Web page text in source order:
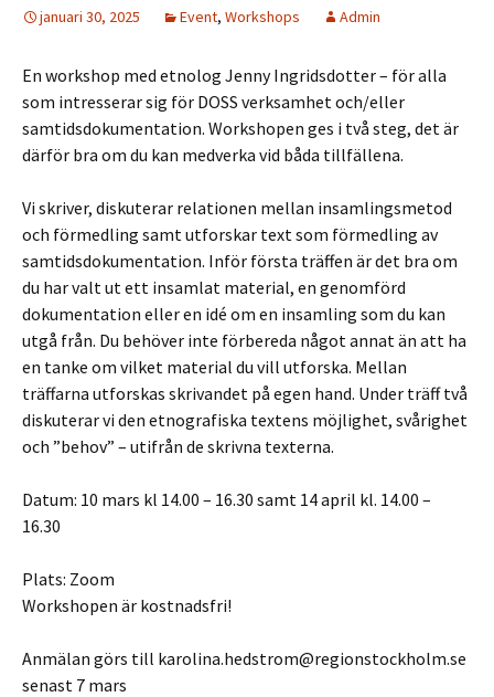
januari 30, 2025 Event, Workshops Admin
En workshop med etnolog Jenny Ingridsdotter – för alla
som intresserar sig för DOSS verksamhet och/eller
samtidsdokumentation. Workshopen ges i två steg, det är
därför bra om du kan medverka vid båda tillfällena.
Vi skriver, diskuterar relationen mellan insamlingsmetod
och förmedling samt utforskar text som förmedling av
samtidsdokumentation. Inför första träffen är det bra om
du har valt ut ett insamlat material, en genomförd
dokumentation eller en idé om en insamling som du kan
utgå från. Du behöver inte förbereda något annat än att ha
en tanke om vilket material du vill utforska. Mellan
träffarna utforskas skrivandet på egen hand. Under träff två
diskuterar vi den etnografiska textens möjlighet, svårighet
och ”behov” – utifrån de skrivna texterna.
Datum: 10 mars kl 14.00 – 16.30 samt 14 april kl. 14.00 –
16.30
Plats: Zoom
Workshopen är kostnadsfri!
Anmälan görs till karolina.hedstrom@regionstockholm.se
senast 7 mars